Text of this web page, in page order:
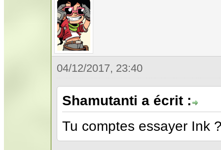
04/12/2017, 23:40
Shamutanti a écrit :
Tu comptes essayer Ink